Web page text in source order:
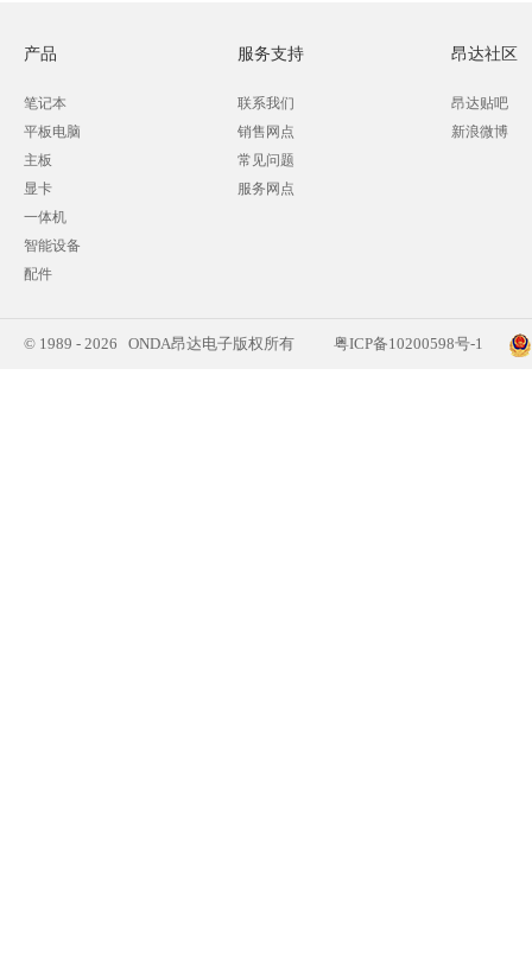
产品
笔记本
平板电脑
主板
显卡
一体机
智能设备
配件
服务支持
联系我们
销售网点
常见问题
服务网点
昂达社区
昂达贴吧
新浪微博
© 1989 - 2026 ONDA昂达电子版权所有 粤ICP备10200598号-1